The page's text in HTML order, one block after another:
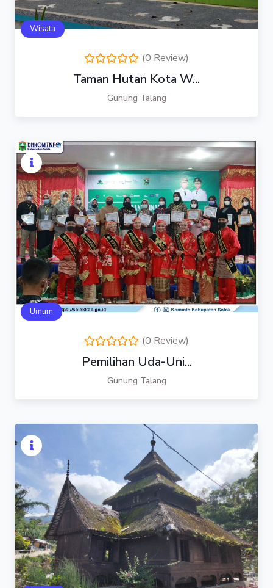
Wisata
(0 Review)
Taman Hutan Kota W...
Gunung Talang
Umum
(0 Review)
Pemilihan Uda-Uni...
Gunung Talang